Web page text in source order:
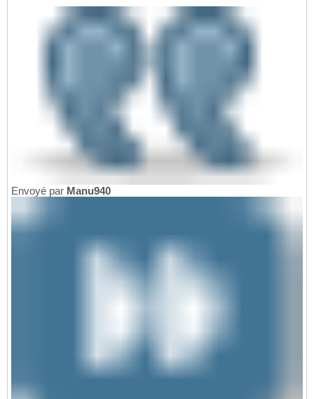
Envoyé par Manu940